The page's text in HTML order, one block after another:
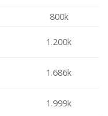
800k
1.200k
1.686k
1.999k